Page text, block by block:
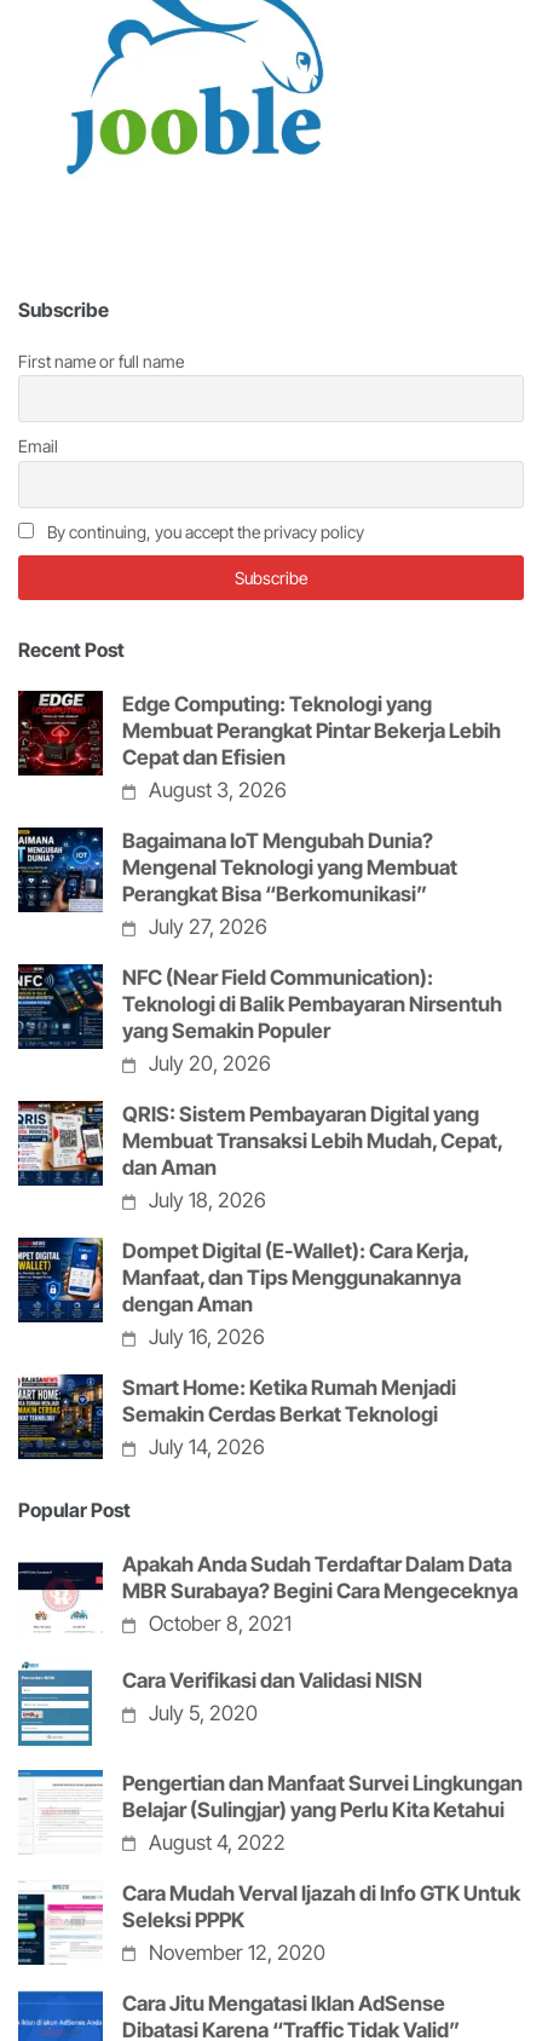
Subscribe
First name or full name
Email
By continuing, you accept the privacy policy
Recent Post
Edge Computing: Teknologi yang
Membuat Perangkat Pintar Bekerja Lebih
Cepat dan Efisien
August 3, 2026
Bagaimana IoT Mengubah Dunia?
Mengenal Teknologi yang Membuat
Perangkat Bisa “Berkomunikasi”
July 27, 2026
NFC (Near Field Communication):
Teknologi di Balik Pembayaran Nirsentuh
yang Semakin Populer
July 20, 2026
QRIS: Sistem Pembayaran Digital yang
Membuat Transaksi Lebih Mudah, Cepat,
dan Aman
July 18, 2026
Dompet Digital (E-Wallet): Cara Kerja,
Manfaat, dan Tips Menggunakannya
dengan Aman
July 16, 2026
Smart Home: Ketika Rumah Menjadi
Semakin Cerdas Berkat Teknologi
July 14, 2026
Popular Post
Apakah Anda Sudah Terdaftar Dalam Data
MBR Surabaya? Begini Cara Mengeceknya
October 8, 2021
Cara Verifikasi dan Validasi NISN
July 5, 2020
Pengertian dan Manfaat Survei Lingkungan
Belajar (Sulingjar) yang Perlu Kita Ketahui
August 4, 2022
Cara Mudah Verval Ijazah di Info GTK Untuk
Seleksi PPPK
November 12, 2020
Cara Jitu Mengatasi Iklan AdSense
Dibatasi Karena “Traffic Tidak Valid”